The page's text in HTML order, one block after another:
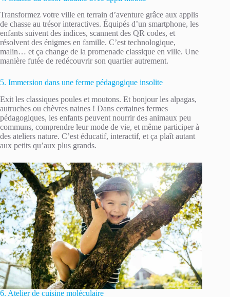
Transformez votre ville en terrain d’aventure grâce aux applis
de chasse au trésor interactives. Équipés d’un smartphone, les
enfants suivent des indices, scannent des QR codes, et
résolvent des énigmes en famille. C’est technologique,
malin… et ça change de la promenade classique en ville. Une
manière futée de redécouvrir son quartier autrement.
5. Immersion dans une ferme pédagogique insolite
Exit les classiques poules et moutons. Et bonjour les alpagas,
autruches ou chèvres naines ! Dans certaines fermes
pédagogiques, les enfants peuvent nourrir des animaux peu
communs, comprendre leur mode de vie, et même participer à
des ateliers nature. C’est éducatif, interactif, et ça plaît autant
aux petits qu’aux plus grands.
6. Atelier de cuisine moléculaire